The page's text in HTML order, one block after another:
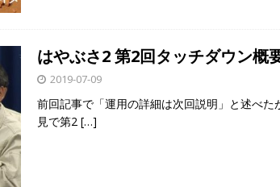
はやぶさ2 第2回タッチダウン概
2019-07-09
前回記事で「運用の詳細は次回説明」と述べた
見で第2 […]